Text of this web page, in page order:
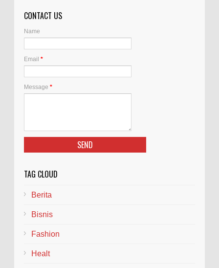
CONTACT US
Name
Email *
Message *
TAG CLOUD
Berita
Bisnis
Fashion
Healt